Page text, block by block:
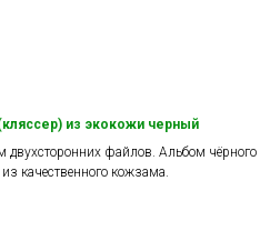
из экокожи черный
двухсторонних файлов. Альбом чёрного
качественного кожзама.